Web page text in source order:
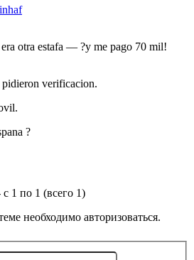
otra estafa — ?y me pago 70 mil!
verificacion.
?
1 по 1 (всего 1)
необходимо авторизоваться.